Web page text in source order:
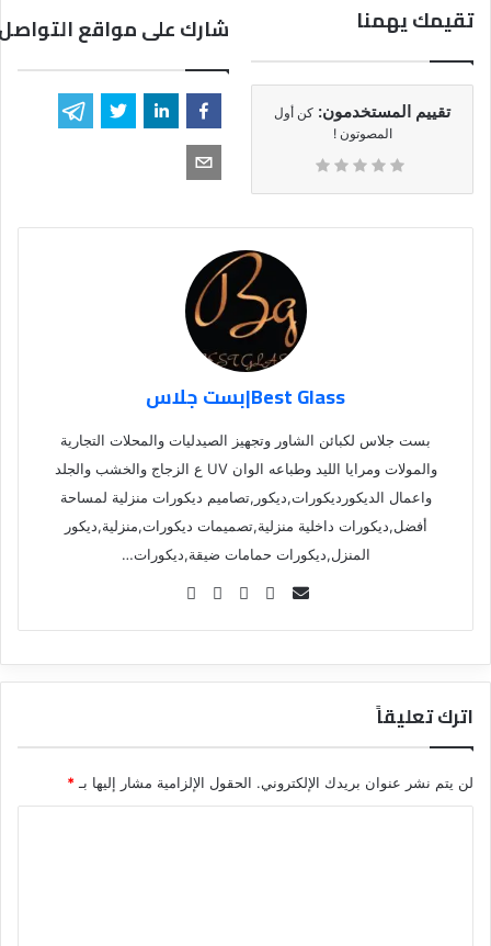
تقيمك يهمنا
تقييم المستخدمون: كن أول
المصوتون !
شارك على مواقع
Best Glass|بست جلاس
بست جلاس لكبائن الشاور وتجهيز الصيدليات والمحلات التجارية
والمولات ومرايا الليد وطباعه الوان UV ع الزجاج والخشب والجلد
واعمال الديكورديكورات,ديكور,تصاميم ديكورات منزلية لمساحة
أفضل,ديكورات داخلية منزلية,تصميمات ديكورات,منزلية,ديكور
المنزل,ديكورات حمامات ضيقة,ديكورات…
Se
em
اترك تعليقاً
لن يتم نشر عنوان بريدك الإلكتروني. الحقول الإلزامية مشار إليها بـ *